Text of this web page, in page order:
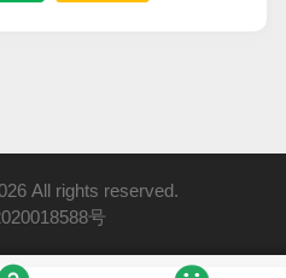
All rights reserved.
号